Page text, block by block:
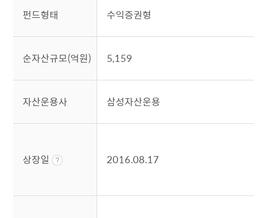
펀드형태 수익증권형
순자산규모(억원) 5,159
자산운용사 삼성자산운용
상장일 2016.08.17